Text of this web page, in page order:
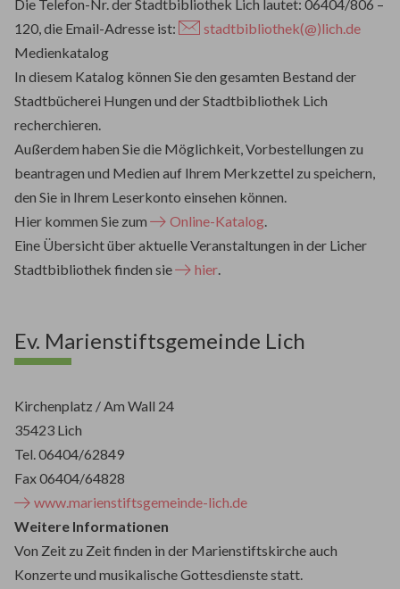
Die Telefon-Nr. der Stadtbibliothek Lich lautet: 06404/806 –
120, die Email-Adresse ist:
stadtbibliothek(@)lich.de
Medienkatalog
In diesem Katalog können Sie den gesamten Bestand der
Stadtbücherei Hungen und der Stadtbibliothek Lich
recherchieren.
Außerdem haben Sie die Möglichkeit, Vorbestellungen zu
beantragen und Medien auf Ihrem Merkzettel zu speichern,
den Sie in Ihrem Leserkonto einsehen können.
Hier kommen Sie zum
Online-Katalog.
Eine Übersicht über aktuelle Veranstaltungen in der Licher
Stadtbibliothek finden sie
hier.
Ev. Marienstiftsgemeinde Lich
Kirchenplatz / Am Wall 24
35423 Lich
Tel. 06404/62849
Fax 06404/64828
www.marienstiftsgemeinde-lich.de
Weitere Informationen
Von Zeit zu Zeit finden in der Marienstiftskirche auch
Konzerte und musikalische Gottesdienste statt.